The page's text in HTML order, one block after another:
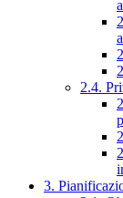
2.4.
3.